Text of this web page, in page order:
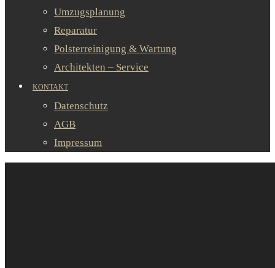
Umzugsplanung
Reparatur
Polsterreinigung & Wartung
Architekten – Service
KONTAKT
Datenschutz
AGB
Impressum